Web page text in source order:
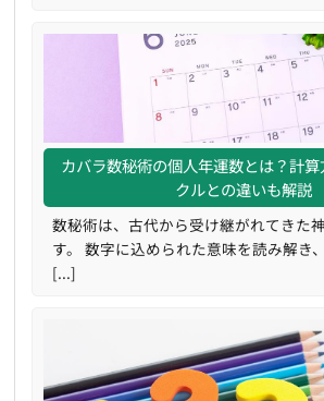
カバラ数秘術の個人年運数とは？計
クルとの違いも解説
数秘術は、古代から受け継がれてきた
す。 数字に込められた意味を読み解き
[...]